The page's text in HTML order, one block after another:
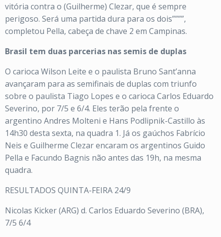
vitória contra o (Guilherme) Clezar, que é sempre
perigoso. Será uma partida dura para os dois””””,
completou Pella, cabeça de chave 2 em Campinas.
Brasil tem duas parcerias nas semis de duplas
O carioca Wilson Leite e o paulista Bruno Sant’anna
avançaram para as semifinais de duplas com triunfo
sobre o paulista Tiago Lopes e o carioca Carlos Eduardo
Severino, por 7/5 e 6/4. Eles terão pela frente o
argentino Andres Molteni e Hans Podlipnik-Castillo às
14h30 desta sexta, na quadra 1. Já os gaúchos Fabrício
Neis e Guilherme Clezar encaram os argentinos Guido
Pella e Facundo Bagnis não antes das 19h, na mesma
quadra.
RESULTADOS QUINTA-FEIRA 24/9
Nicolas Kicker (ARG) d. Carlos Eduardo Severino (BRA),
7/5 6/4